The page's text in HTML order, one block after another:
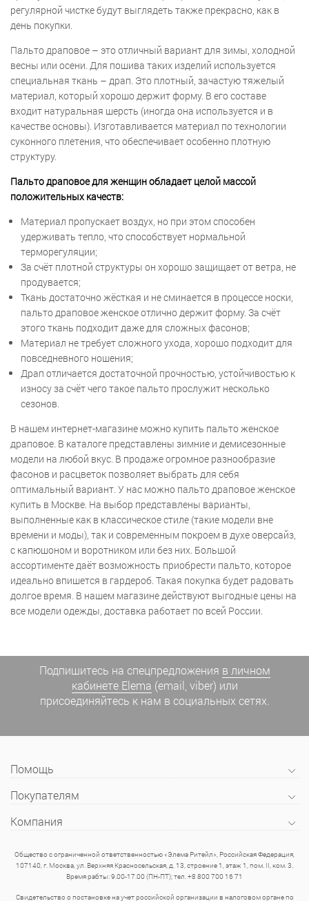
регулярной чистке будут выглядеть также прекрасно, как в
день покупки.
Пальто драповое – это отличный вариант для зимы, холодной
весны или осени. Для пошива таких изделий используется
специальная ткань – драп. Это плотный, зачастую тяжелый
материал, который хорошо держит форму. В его составе
входит натуральная шерсть (иногда она используется и в
качестве основы). Изготавливается материал по технологии
суконного плетения, что обеспечивает особенно плотную
структуру.
Пальто драповое для женщин обладает целой массой
положительных качеств:
Материал пропускает воздух, но при этом способен
удерживать тепло, что способствует нормальной
терморегуляции;
За счёт плотной структуры он хорошо защищает от ветра, не
продувается;
Ткань достаточно жёсткая и не сминается в процессе носки,
пальто драповое женское отлично держит форму. За счёт
этого ткань подходит даже для сложных фасонов;
Материал не требует сложного ухода, хорошо подходит для
повседневного ношения;
Драп отличается достаточной прочностью, устойчивостью к
износу за счёт чего такое пальто прослужит несколько
сезонов.
В нашем интернет-магазине можно купить пальто женское
драповое. В каталоге представлены зимние и демисезонные
модели на любой вкус. В продаже огромное разнообразие
фасонов и расцветок позволяет выбрать для себя
оптимальный вариант. У нас можно пальто драповое женское
купить в Москве. На выбор представлены варианты,
выполненные как в классическое стиле (такие модели вне
времени и моды), так и современным покроем в духе оверсайз,
с капюшоном и воротником или без них. Большой
ассортименте даёт возможность приобрести пальто, которое
идеально впишется в гардероб. Такая покупка будет радовать
долгое время. В нашем магазине действуют выгодные цены на
все модели одежды, доставка работает по всей России.
Подпишитесь на спецпредложения в личном
кабинете Elema (email, viber) или
присоединяйтесь к нам в социальных сетях.
Помощь
Покупателям
Компания
Общество с ограниченной ответственностью «Элема Ритейл», Российская Федерация,
107140, г. Москва, ул. Верхняя Красносельская, д. 13, строение 1, этаж 1, пом. II, ком. 3.
Время рабты: 9.00-17.00 (ПН-ПТ); тел. +8 800 700 16 71
Свидетельство о постановке на учет российской организации в налоговом органе по